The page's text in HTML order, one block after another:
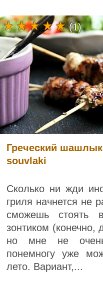
Греческий
souvlaki
Сколько ни жди
гриля начнется не
сможешь стоять
зонтиком (конечно,
но мне не
понемногу уже
лето. Вариант,...
(1)